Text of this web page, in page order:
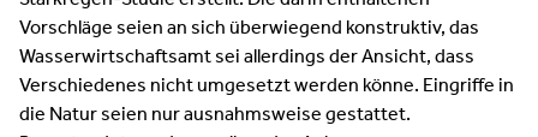
Vorschläge seien an sich überwiegend konstruktiv, das
Wasserwirtschaftsamt sei allerdings der Ansicht, dass
Verschiedenes nicht umgesetzt werden könne. Eingriffe in
die Natur seien nur ausnahmsweise gestattet.